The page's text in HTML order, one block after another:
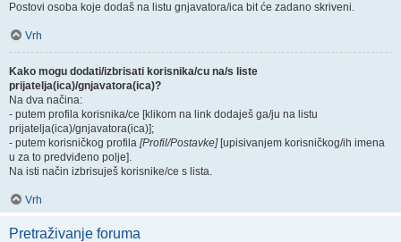
Postovi osoba koje dodaš na listu gnjavatora/ica bit će zadano skriveni.
Vrh
Kako mogu dodati/izbrisati korisnika/cu na/s liste
prijatelja(ica)/gnjavatora(ica)?
Na dva načina:
- putem profila korisnika/ce [klikom na link dodaješ ga/ju na listu
prijatelja(ica)/gnjavatora(ica)];
- putem korisničkog profila [Profil/Postavke][upisivanjem korisničkog/ih imena
u za to predviđeno polje].
Na isti način izbrisuješ korisnike/ce s lista.
Vrh
Pretraživanje foruma